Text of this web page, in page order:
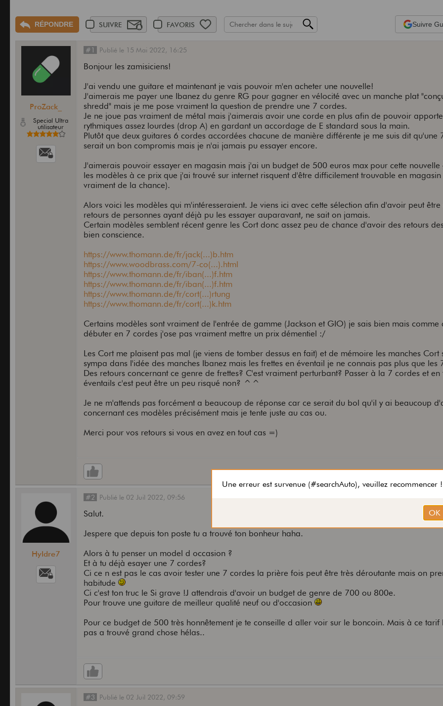
RÉPONDRE SUIVRE FAVORIS Suivre
ProZack_
Special Ultra
utilisateur
#1 Publié le 15 Mai 2022, 16:25
Bonjour les zamisiciens!
J'ai vendu une guitare et maintenant je vais pouvoir m'en acheter une nouvelle!
J'aimerais me payer une Ibanez du genre RG pour gagner en vélocité avec un manche plat
shredd" mais je me pose vraiment la question de prendre une 7 cordes.
Je ne joue pas vraiment de métal mais j'aimerais avoir une corde en plus afin de pouvoir
rythmiques assez lourdes (drop A) en gardant un accordage de E standard sous la main.
Plutôt que deux guitares 6 cordes accordées chacune de manière différente je me suis dit qu'une
serait un bon compromis mais je n'ai jamais pu essayer encore.
J'aimerais pouvoir essayer en magasin mais j'ai un budget de 500 euros max pour cette nouvelle
les modèles à ce prix que j'ai trouvé sur internet risquent d'être difficilement trouvable en
vraiment de la chance).
Alors voici les modèles qui m'intéresseraient. Je viens ici avec cette sélection afin d'avoir peut être
retours de personnes ayant déjà pu les essayer auparavant, ne sait on jamais.
Certain modèles semblent récent genre les Cort donc assez peu de chance d'avoir des retours
bien conscience.
https://www.thomann.de/fr/jack(...)b.htm
https://www.woodbrass.com/7-co(...).html
https://www.thomann.de/fr/iban(...)f.htm
https://www.thomann.de/fr/iban(...)f.htm
https://www.thomann.de/fr/cort(...)rtung
https://www.thomann.de/fr/cort(...)k.htm
Certains modèles sont vraiment de l'entrée de gamme (Jackson et GIO) je sais bien mais comme
débuter en 7 cordes j'ose pas vraiment mettre un prix démentiel :/
Les Cort me plaisent pas mal (je viens de tomber dessus en fait) et de mémoire les manches Cort
sympa dans l'idée des manches Ibanez mais les frettes en éventail je ne connais pas plus que les
Des retours concernant ce genre de frettes? C'est vraiment perturbant? Passer à la 7 cordes et en
éventails c'est peut être un peu risqué non? ^^
Je ne m'attends pas forcément a beaucoup de réponse car ce serait du bol qu'il y ai beaucoup
concernant ces modèles précisément mais je tente juste au cas ou.
Merci pour vos retours si vous en avez en tout cas =)
Hyldre7
#2 Publié le 02 Juil 2022, 09:56
Salut.
Jespere que depuis ton poste tu a trouvé ton bonheur haha.
Alors à tu penser un model d occasion ?
Et à tu déjà esayer une 7 cordes?
Ci ce n est pas le cas avoir tester une 7 cordes la prière fois peut être très déroutante mais on
habitude
Ci c'est ton truc le Si grave !J attendrais d'avoir un budget de genre de 700 ou 800e.
Pour trouve une guitare de meilleur qualité neuf ou d'occasion
Pour ce budget de 500 très honnêtement je te conseille d aller voir sur le boncoin. Mais à ce tarif
pas a trouvé grand chose hélas..
#3 Publié le 02 Juil 2022, 09:59